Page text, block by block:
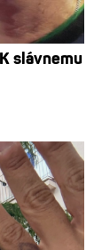
slávnemu